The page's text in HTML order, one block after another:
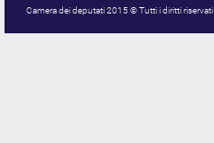
Camera dei deputati 2015 © Tutti i diritti riservati